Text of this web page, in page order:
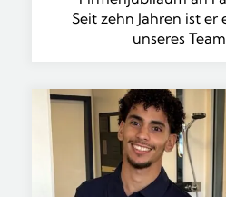
Seit zehn Jahren ist er
unseres